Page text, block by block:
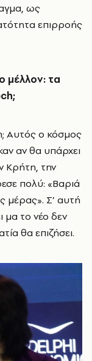
ως
επιρροής
μέλλον: τα
Αυτός ο κόσμος
αν θα υπάρχει
Κρήτη, την
πολύ: «Βαριά
μέρας». Σ’ αυτή
μα το νέο δεν
θα επιζήσει.